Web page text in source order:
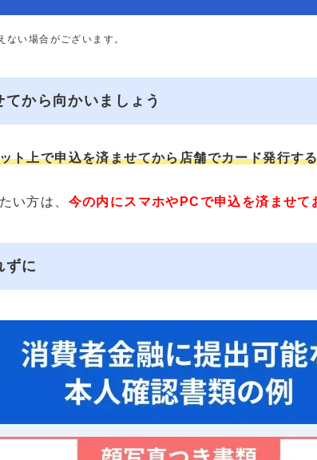
い場合がございます。
から向かいましょう
ト上で申込を済ませてから店舗でカード発行す
い方は、 今の内にスマホやPCで申込を済ませて
ずに